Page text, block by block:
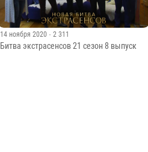
14 ноября 2020 · 2 311
Битва экстрасенсов 21 сезон 8 выпуск